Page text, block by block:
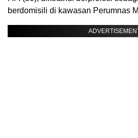
berdomisili di kawasan Perumnas